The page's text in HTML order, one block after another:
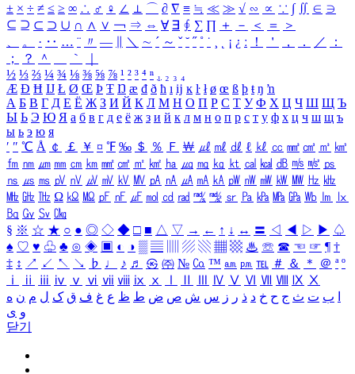
± × ÷ ≠ ≤ ≥ ∞ ∴ ♂ ♀ ∠ ⊥ ⌒ ∂ ∇ ≡ ≒ ≪ ≫ √ ∽ ∝ ∵ ∫ ∬ ∈ ∋
⊆ ⊇ ⊂ ⊃ ∪ ∩ ∧ ∨ ￢ ⇒ ⇔ ∀ ∃ ∮ ∑ ∏ ＋ － ＜ ＝
＞
、
。 · ‥ … ¨ 〃 ― ＼ ∼ ´ ～ ˇ ˘ ˝ ˚ ˙ ¸ ¡ ¿ ː ！ ＇ ， ． ／
：
；
？ ＾ ｀
½ ⅓ ⅔ ¼ ¾ ⅛ ⅜ ⅝ ⅞ ¹ ² ³ ⁴ ⁿ ₁ ₂ ₃ ₄
Æ Ð Ħ Ĳ Ł Ø Œ Þ Ŧ Ŋ æ đ ð ħ ı ĳ ĸ ŀ ł ø œ ß þ ŧ ŋ ŉ
А Б В Г Д Е Ё Ж З И Й К Л М Н О П Р С Т У Ф Х Ц Ч Ш Щ Ъ
Ы Ь Э Ю Я а б в г д е ё ж з и й к л м н о п р с т у ф х ц ч ш щ ъ
ы ь э ю я
′ ″ ℃ Å ￠ ￡ ￥ ¤ ℉ ‰ ＄ ％ Ｆ ￦ ㎕ ㎖ ㎗ ℓ ㎘ ㏄ ㎣ ㎤ ㎥ ㎦
㎙ ㎚ ㎛ ㎜ ㎝ ㎞ ㎟ ㎠ ㎡ ㎢ ㏊ ㎍ ㎎ ㎏ ㏏ ㎈ ㎉ ㏈ ㎧ ㎨ ㎰
㎱ ㎲ ㎳ ㎴ ㎵ ㎶ ㎷ ㎸ ㎹ ㎀ ㎁ ㎂ ㎃ ㎄ ㎺ ㎻ ㎽ ㎾ ㎿ ㎐ ㎑
㎒ ㎓ ㎔ Ω ㏀ ㏁ ㎊ ㎋ ㎌ ㏖ ㏅ ㎭ ㎮ ㎯ ㏛ ㎩ ㎪ ㎫ ㎬ ㏝ ㏐
㏓
㏃ ㏉ ㏜ ㏆
§ ※ ☆ ★ ○ ● ◎ ◇ ◆ □ ■ △ ▽ → ← ↑ ↓ ↔ 〓 ◁ ◀ ▷ ▶ ♤
♠ ♡ ♥ ♧ ♣ ⊙ ◈ ▣ ◐ ◑ ▒ ▤ ▨ ▧ ▦ ▩ ♨ ☏ ☎ ☜ ☞ ¶ †
‡ ↕ ↗ ↙ ↖ ↘ ♭ ♩ ♪ ♬ ㉿ ㈜ № ㏇ ™ ㏂ ㏘ ℡ ＃ ＆ ＊ ＠ ª º
ⅰ
ⅱ ⅲ ⅳ ⅴ ⅵ ⅶ ⅷ ⅸ ⅹ Ⅳ Ⅴ Ⅵ Ⅶ Ⅷ Ⅸ Ⅹ
ب ت ث ج ح خ د ذ ر ز س ش ص ض ط ظ ع غ ف ق ک ل م ن ه
و ی
닫기